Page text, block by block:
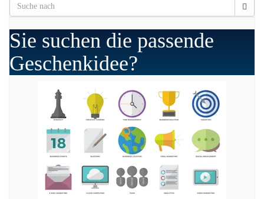
Sie suchen die passende
Geschenkidee?